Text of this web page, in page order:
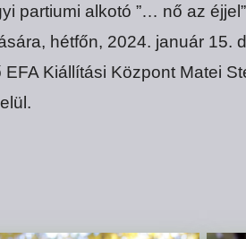
partiumi alkotó ”… nő az
hétfőn, 2024. január 15.
Kiállítási Központ Matei